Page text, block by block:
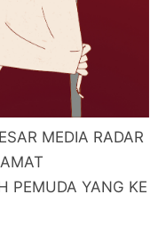
MEDIA RADAR
PEMUDA YANG KE